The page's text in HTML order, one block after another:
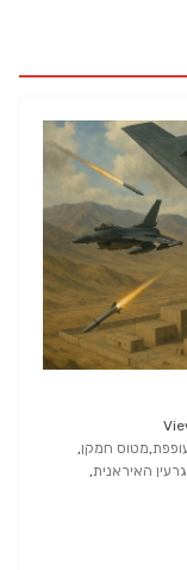
,מטוס חמקן,
האיראנית,